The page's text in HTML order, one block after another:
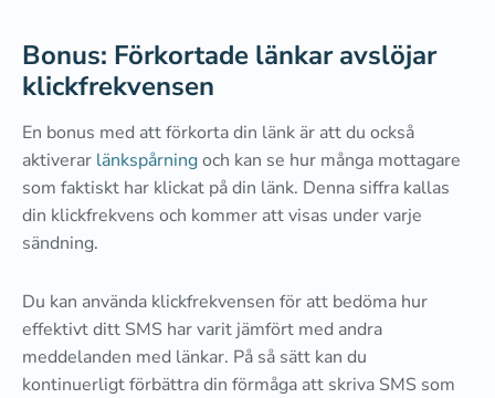
Bonus: Förkortade länkar avslöjar
klickfrekvensen
En bonus med att förkorta din länk är att du också
aktiverar länkspårningoch kan se hur många mottagare
som faktiskt har klickat på din länk. Denna siffra kallas
din klickfrekvens och kommer att visas under varje
sändning.
Du kan använda klickfrekvensen för att bedöma hur
effektivt ditt SMS har varit jämfört med andra
meddelanden med länkar. På så sätt kan du
kontinuerligt förbättra din förmåga att skriva SMS som